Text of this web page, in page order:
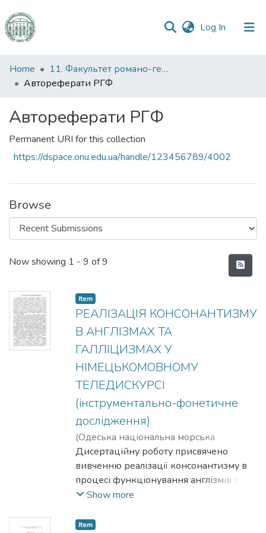
Log In (current)
Communities
&
All of DSpace
Statistics
Home
11. Факультет романо-германської філології
Автореферати РГФ
Автореферати РГФ
Permanent URI for this collection
https://dspace.onu.edu.ua/handle/123456789/4002
Browse
Recent Submissions
Now showing 1 - 9 of 9
Item
РЕАЛІЗАЦІЯ КОНСОНАНТИЗМУ
В АНГЛІЗМАХ ТА
ГАЛЛІЦИЗМАХ У
НІМЕЦЬКОМОВНОМУ
ТЕЛЕДИСКУРСІ
(інструментально-фонетичне
дослідження)
(Одеська національна морська
академія,2013)Монастирська, Юлія
Григорівна;Монастырская, Юлия
Григорьевна;Monastyrska, Yuliia H.
Дисертаційну роботу присвячено
вивченню реалізації консонантизму в
процесі функціонування англізмів та
галліцизмів у теледискурсі Німеччини
читання й підготовленого говоріння.
Show more
Item